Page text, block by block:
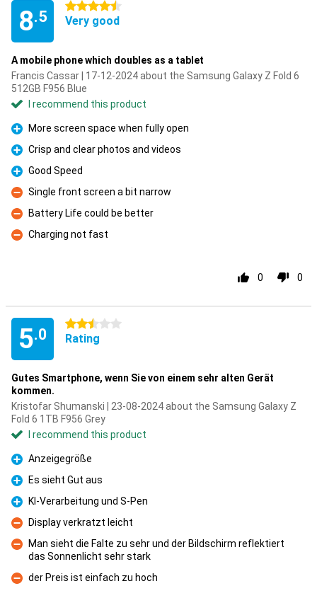
8.5
4.5 stars
Very good
A mobile phone which doubles as a tablet
Francis Cassar | 17-12-2024 about the Samsung Galaxy Z Fold 6
512GB F956 Blue
I recommend this product
Pro
More screen space when fully open
Pro
Crisp and clear photos and videos
Pro
Good Speed
Con
Single front screen a bit narrow
Con
Battery Life could be better
Con
Charging not fast
0 0
5.0
2.5 stars
Rating
Gutes Smartphone, wenn Sie von einem sehr alten Gerät
kommen.
Kristofar Shumanski | 23-08-2024 about the Samsung Galaxy Z
Fold 6 1TB F956 Grey
I recommend this product
Pro
Anzeigegröße
Pro
Es sieht Gut aus
Pro
KI-Verarbeitung und S-Pen
Con
Display verkratzt leicht
Con
Man sieht die Falte zu sehr und der Bildschirm reflektiert
das Sonnenlicht sehr stark
Con
der Preis ist einfach zu hoch